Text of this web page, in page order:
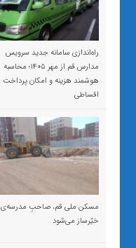
راه‌اندازی سامانه جدید سرویس
مدارس قم از مهر ۱۴۰۵؛ محاسبه
هوشمند هزینه و امکان پرداخت
اقساطی
مسکن ملی قم، صاحبِ مدرسه‌ی
خیّرساز می‌شود